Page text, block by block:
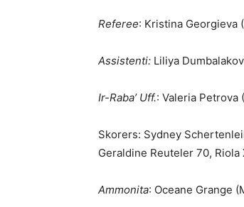
Referee: Kristina Georgieva
Assistenti: Liliya
Ir-Raba’ Uff.: Valeria Petrova
Skorers: Sydney
Geraldine Reuteler 70,
Ammonita: Oceane Grange